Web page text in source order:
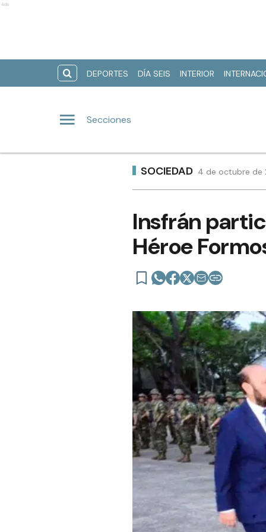
Ads
DEPORTES DÍA SEIS INTERIOR
Secciones
SOCIEDAD 4 de octubre de
Insfrán
Héroe